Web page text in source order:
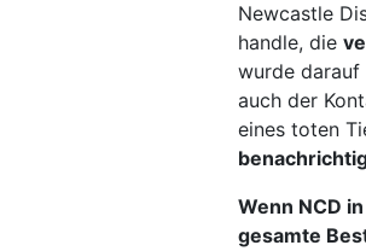
Newcastle
handle, die
wurde darauf
auch der
eines toten
Wenn NCD
gesamte